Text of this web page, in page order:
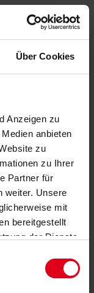
Über Cookies
Anzeigen zu
anbieten
zu
zu Ihrer
Partner für
weiter. Unsere
mit
bereitgestellt
der Dienste